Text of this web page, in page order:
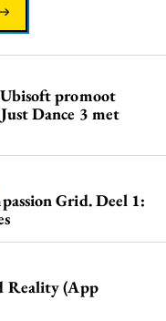
promoot
Dance 3 met
Grid. Deel 1:
Reality (App